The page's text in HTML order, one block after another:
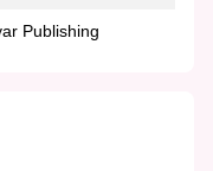
Publishing